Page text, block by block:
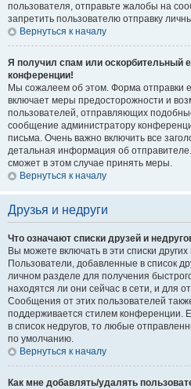
пользователя, отправьте жалобы на
запретить пользователю отправку
Вернуться к началу
Я получил спам или оскорбительный
конференции!
Мы сожалеем об этом. Форма отправки
включает меры предосторожности и
пользователей, отправляющих
сообщение администратору
письма. Очень важно включить все
детальная информация об
сможет в этом случае принять меры.
Вернуться к началу
Друзья и недруги
Что означают списки друзей и
Вы можете включать в эти списки
Пользователи, добавленные в список
личном разделе для получения
находятся ли они сейчас в сети, и для
Сообщения от этих пользователей
поддерживается стилем конференции.
в список недругов, то любые
по умолчанию.
Вернуться к началу
Как мне добавлять/удалять